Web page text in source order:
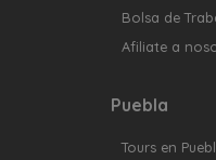
Bolsa de
Afiliate a
Puebla
Tours en